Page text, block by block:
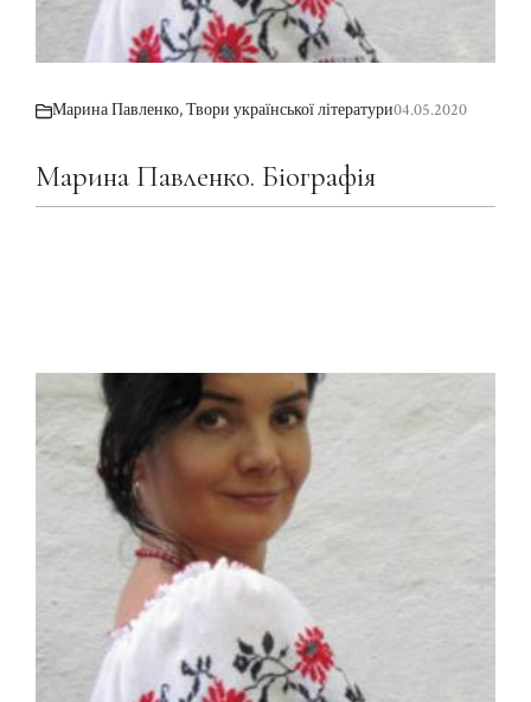
Марина Павленко,Твори української літератури04.05.2020
Марина Павленко. Біографія